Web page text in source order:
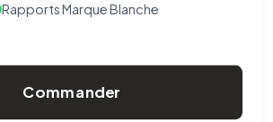
Rapports Marque Blanche
Commander